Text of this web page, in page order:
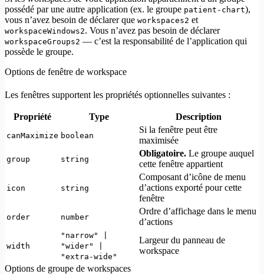
possédé par une autre application (ex. le groupe patient-chart),
vous n’avez besoin de déclarer que workspaces2 et
workspaceWindows2. Vous n’avez pas besoin de déclarer
workspaceGroups2 — c’est la responsabilité de l’application qui
possède le groupe.
Options de fenêtre de workspace
Les fenêtres supportent les propriétés optionnelles suivantes :
Propriété Type Description
canMaximize boolean
Si la fenêtre peut être
maximisée
group string
Obligatoire. Le groupe auquel
cette fenêtre appartient
icon string
Composant d’icône de menu
d’actions exporté pour cette
fenêtre
order number
Ordre d’affichage dans le menu
d’actions
width
"narrow" |
"wider" |
"extra-wide"
Largeur du panneau de
workspace
Options de groupe de workspaces